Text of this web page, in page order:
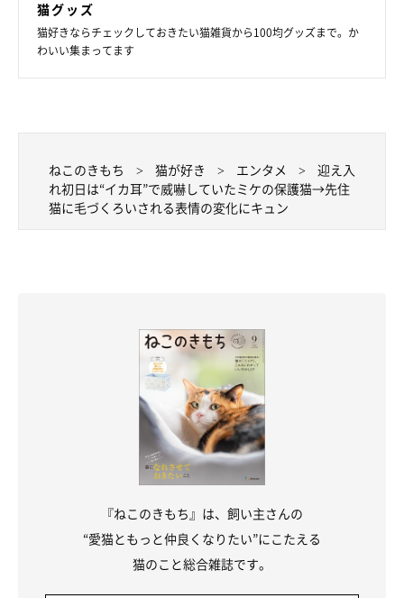
飼い主さんにチッチちゃんをお迎えしてから現在までの思い出を
伺うと、次のように教えてくださいました。
で、ローテーションして全員に甘えに行きます。
飼い主の家事にもついてきて、掃除や料理をする様子を興味深そ
猫グッズ
猫好きならチェックしておきたい猫雑貨から100均グッズまで。か
わいい集まってます
ねこのきもち 猫が好き エンタメ
迎え入
れ初日は“イカ耳”で威嚇していたミケの保護猫→先住
猫に毛づくろいされる表情の変化にキュン
『ねこのきもち』は、飼い主さんの
“愛猫ともっと仲良くなりたい”にこたえる
猫のこと総合雑誌です。